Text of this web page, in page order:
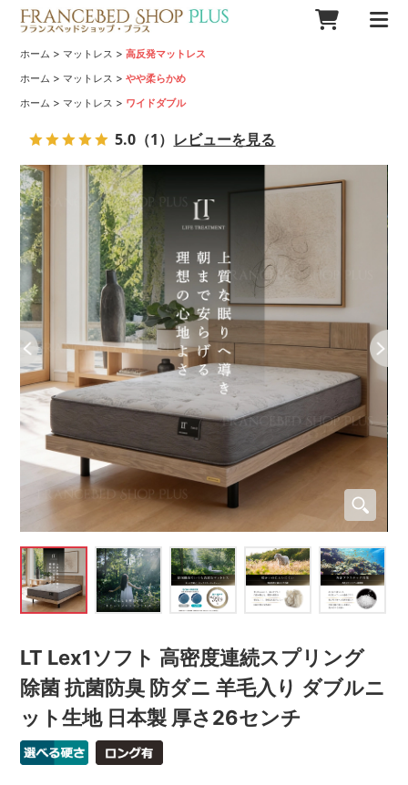
ホーム > マットレス >高反発マットレス
ホーム > マットレス >やや柔らかめ
ホーム > マットレス > ワイドダブル
LT Lex1ソフト 高密度連続スプリング
除菌 抗菌防臭 防ダニ 羊毛入り ダブルニ
ット生地 日本製 厚さ26センチ
5.0 （1） レビューを見る